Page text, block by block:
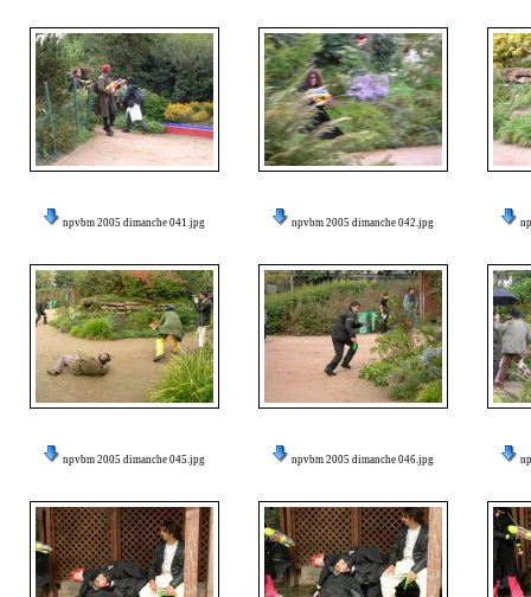
npvbm 2005 dimanche 041.jpg npvbm 2005 dimanche 042.jpg
npvbm 2005 dimanche 045.jpg npvbm 2005 dimanche 046.jpg